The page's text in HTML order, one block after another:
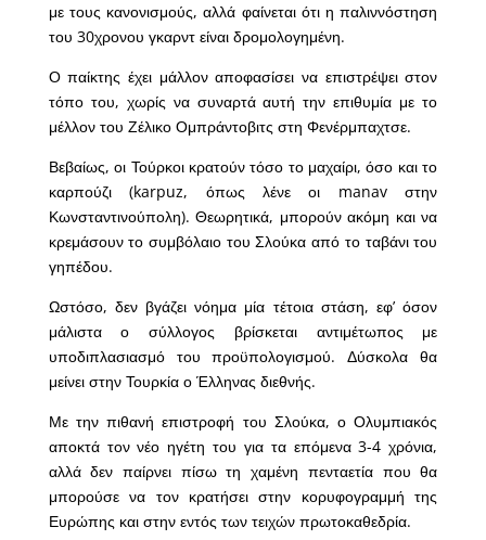
με τους κανονισμούς, αλλά φαίνεται ότι η παλιννόστηση
του 30χρονου γκαρντ είναι δρομολογημένη.
Ο παίκτης έχει μάλλον αποφασίσει να επιστρέψει στον
τόπο του, χωρίς να συναρτά αυτή την επιθυμία με το
μέλλον του Ζέλικο Ομπράντοβιτς στη Φενέρμπαχτσε.
Βεβαίως, οι Τούρκοι κρατούν τόσο το μαχαίρι, όσο και το
καρπούζι (karpuz, όπως λένε οι manav στην
Κωνσταντινούπολη). Θεωρητικά, μπορούν ακόμη και να
κρεμάσουν το συμβόλαιο του Σλούκα από το ταβάνι του
γηπέδου.
Ωστόσο, δεν βγάζει νόημα μία τέτοια στάση, εφ’ όσον
μάλιστα ο σύλλογος βρίσκεται αντιμέτωπος με
υποδιπλασιασμό του προϋπολογισμού. Δύσκολα θα
μείνει στην Τουρκία ο Έλληνας διεθνής.
Με την πιθανή επιστροφή του Σλούκα, ο Ολυμπιακός
αποκτά τον νέο ηγέτη του για τα επόμενα 3-4 χρόνια,
αλλά δεν παίρνει πίσω τη χαμένη πενταετία που θα
μπορούσε να τον κρατήσει στην κορυφογραμμή της
Ευρώπης και στην εντός των τειχών πρωτοκαθεδρία.